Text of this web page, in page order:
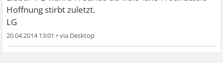
Hoffnung stirbt zuletzt.
LG
20.04.2014 13:01 •